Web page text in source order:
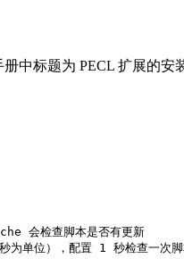
中标题为 PECL 扩展
会检查脚本是否有更新
位），配置 1 秒检查一次脚